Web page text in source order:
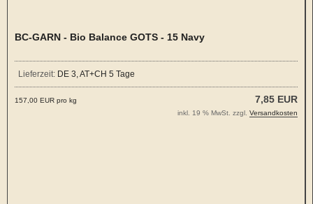
BC-GARN - Bio Balance GOTS - 15 Navy
Lieferzeit: DE 3, AT+CH 5 Tage
7,85 EUR
157,00 EUR pro kg
inkl. 19 % MwSt. zzgl. Versandkosten